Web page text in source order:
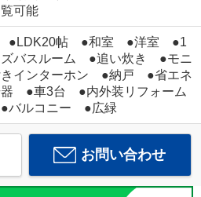
可能
●LDK20帖 ●和室 ●洋室 ●1
ズバスルーム ●追い炊き ●モニ
きインターホン ●納戸 ●省エネ
器 ●車3台 ●内外装リフォーム
バルコニー ●広緑
お問い合わせ